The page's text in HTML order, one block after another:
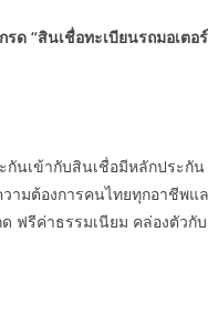
รด “สินเชื่อทะเบียนรถมอเตอ
นเข้ากับสินเชื่อมีหลักประ
ามต้องการคนไทยทุกอาชีพ
ฟรีค่าธรรมเนียม คล่องตัว